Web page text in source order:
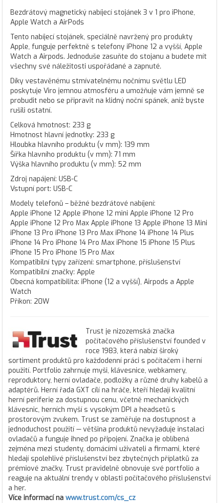
Bezdrátový magnetický nabíjecí stojánek 3 v 1 pro iPhone,
Apple Watch a AirPods
Tento nabíjecí stojánek, speciálně navržený pro produkty
Apple, funguje perfektně s telefony iPhone 12 a vyšší, Apple
Watch a Airpods. Jednoduše zasuňte do stojanu a budete mít
všechny své náležitosti uspořádané a zapnuté.
Díky vestavěnému stmívatelnému nočnímu světlu LED
poskytuje Viro jemnou atmosféru a umožňuje vám jemně se
probudit nebo se připravit na klidný noční spánek, aniž byste
rušili ostatní.
Celková hmotnost: 233 g
Hmotnost hlavní jednotky: 233 g
Hloubka hlavního produktu (v mm): 139 mm
Šířka hlavního produktu (v mm): 71 mm
Výška hlavního produktu (v mm): 52 mm
Zdroj napájení: USB-C
Vstupní port: USB-C
Modely telefonů – běžné bezdrátové nabíjení:
Apple iPhone 12 Apple iPhone 12 mini Apple iPhone 12 Pro
Apple iPhone 12 Pro Max Apple iPhone 13 Apple iPhone 13 Mini
iPhone 13 Pro iPhone 13 Pro Max iPhone 14 iPhone 14 Plus
iPhone 14 Pro iPhone 14 Pro Max iPhone 15 iPhone 15 Plus
iPhone 15 Pro iPhone 15 Pro Max
Kompatibilní typy zařízení: smartphone, příslušenství
Kompatibilní značky: Apple
Obecná kompatibilita: iPhone (12 a vyšší), Airpods a Apple
Watch
Příkon: 20W
Trust je nizozemská značka
počítačového příslušenství founded v
roce 1983, která nabízí široký
sortiment produktů pro každodenní práci s počítačem i herní
použití. Portfolio zahrnuje myši, klávesnice, webkamery,
reproduktory, herní ovladače, podložky a různé druhy kabelů a
adaptérů. Herní řada GXT cílí na hráče, kteří hledají kvalitní
herní periferie za dostupnou cenu, včetně mechanických
klávesnic, herních myší s vysokým DPI a headsetů s
prostorovým zvukem. Trust se zaměřuje na dostupnost a
jednoduchost použití — většina produktů nevyžaduje instalaci
ovladačů a funguje ihned po připojení. Značka je oblíbená
zejména mezi studenty, domácími uživateli a firmami, které
hledají spolehlivé příslušenství bez zbytečných příplatků za
prémiové značky. Trust pravidelně obnovuje své portfolio a
reaguje na aktuální trendy v oblasti počítačového příslušenství
a her.
Více informací na www.trust.com/cs_cz